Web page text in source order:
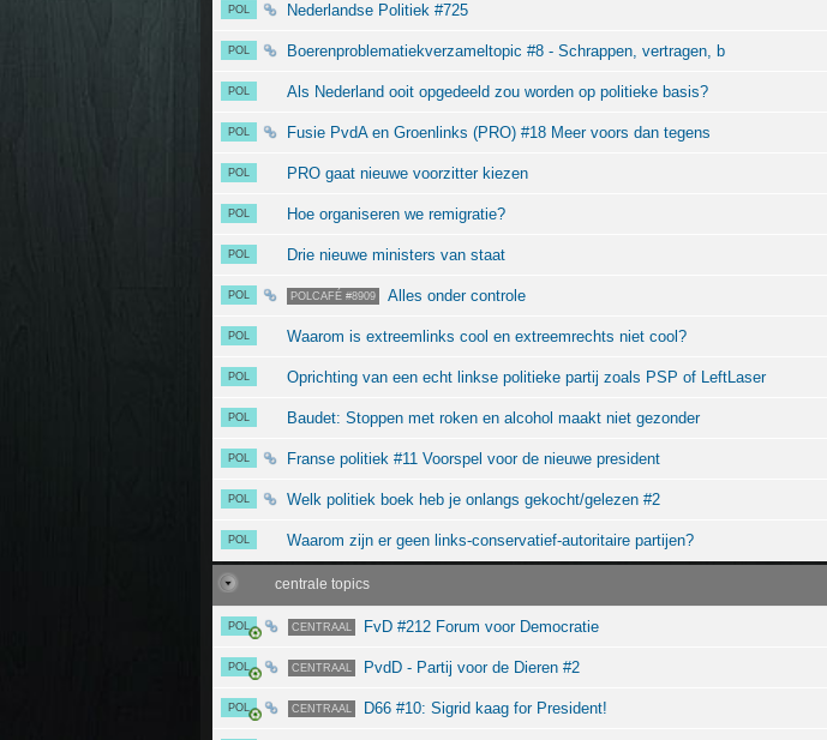
POL Nederlandse Politiek #725
POL Boerenproblematiekverzameltopic #8 - Schrappen, vertragen, b
POL Als Nederland ooit opgedeeld zou worden op politieke basis?
POL Fusie PvdA en Groenlinks (PRO) #18 Meer voors dan tegens
POL PRO gaat nieuwe voorzitter kiezen
POL Hoe organiseren we remigratie?
POL Drie nieuwe ministers van staat
POL POLCAFÉ #8909 Alles onder controle
POL Waarom is extreemlinks cool en extreemrechts niet cool?
POL Oprichting van een echt linkse politieke partij zoals PSP of LeftLaser
POL Baudet: Stoppen met roken en alcohol maakt niet gezonder
POL Franse politiek #11 Voorspel voor de nieuwe president
POL Welk politiek boek heb je onlangs gekocht/gelezen #2
POL Waarom zijn er geen links-conservatief-autoritaire partijen?
centrale topics
POL CENTRAAL FvD #212 Forum voor Democratie
POL CENTRAAL PvdD - Partij voor de Dieren #2
POL CENTRAAL D66 #10: Sigrid kaag for President!